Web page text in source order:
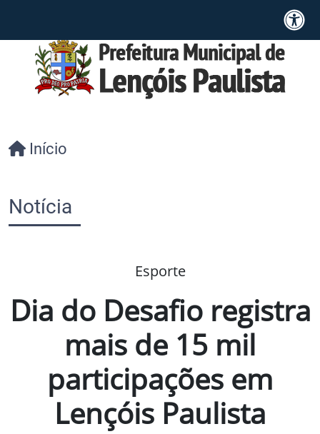
Início
Notícia
Esporte
Dia do Desafio registra
mais de 15 mil
participações em
Lençóis Paulista